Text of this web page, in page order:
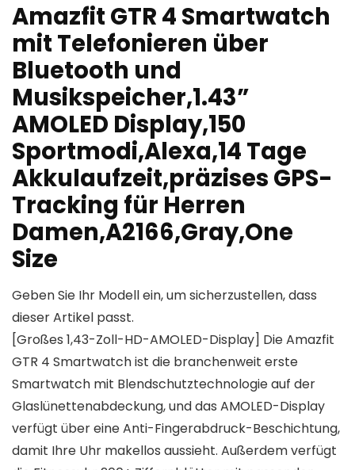
Amazfit GTR 4 Smartwatch
mit Telefonieren über
Bluetooth und
Musikspeicher,1.43”
AMOLED Display,150
Sportmodi,Alexa,14 Tage
Akkulaufzeit,präzises GPS-
Tracking für Herren
Damen,A2166,Gray,One
Size
Geben Sie Ihr Modell ein, um sicherzustellen, dass
dieser Artikel passt.
[Großes 1,43-Zoll-HD-AMOLED-Display] Die Amazfit
GTR 4 Smartwatch ist die branchenweit erste
Smartwatch mit Blendschutztechnologie auf der
Glaslünettenabdeckung, und das AMOLED-Display
verfügt über eine Anti-Fingerabdruck-Beschichtung,
damit Ihre Uhr makellos aussieht. Außerdem verfügt